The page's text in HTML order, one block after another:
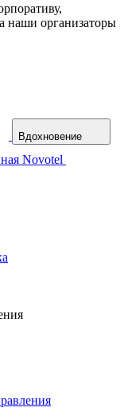
наши организаторы
Вдохновение
Novotel